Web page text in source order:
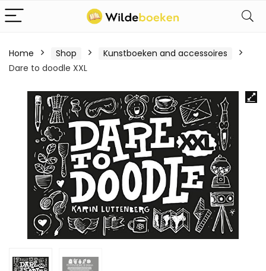
Home Shop
Kunstboeken and accessoires
Dare to doodle XXL